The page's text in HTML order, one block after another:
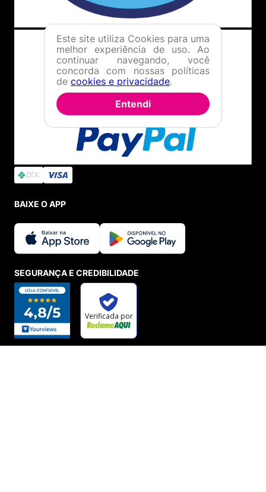
BAIXE O APP
SEGURANÇA E CREDIBILIDADE
Este site utiliza Cookies para uma
melhor experiência de uso. Ao
continuar navegando, você
concorda com nossas políticas
de cookies e privacidade.
Entendi